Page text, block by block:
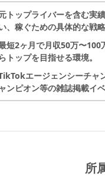
トップライバーを含む実
、稼ぐための具体的な戦略
短2ヶ月で月収50万〜100
トップを目指せる環境。
エージェンシーチャ
ンピオン等の雑誌掲載イ
所